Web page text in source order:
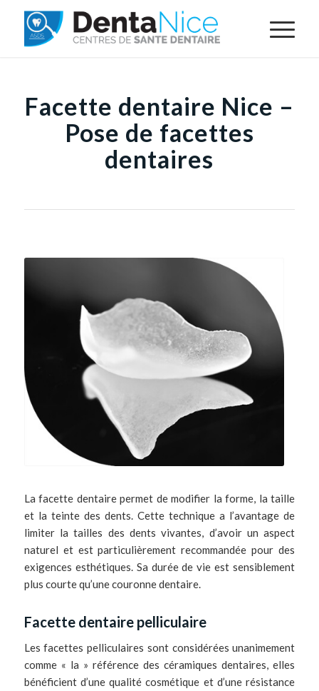
Facette dentaire Nice –
Pose de facettes
dentaires
La facette dentaire permet de modifier la forme, la taille
et la teinte des dents. Cette technique a l’avantage de
limiter la tailles des dents vivantes, d’avoir un aspect
naturel et est particulièrement recommandée pour des
exigences esthétiques. Sa durée de vie est sensiblement
plus courte qu’une couronne dentaire.
Facette dentaire pelliculaire
Les facettes pelliculaires sont considérées unanimement
comme « la » référence des céramiques dentaires, elles
bénéficient d’une qualité cosmétique et d’une résistance